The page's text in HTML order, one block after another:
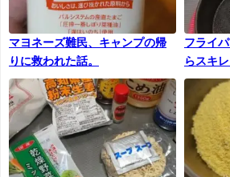
マヨネーズ難民、キャンプの帰
りに救われた話。
フライ
らスキ